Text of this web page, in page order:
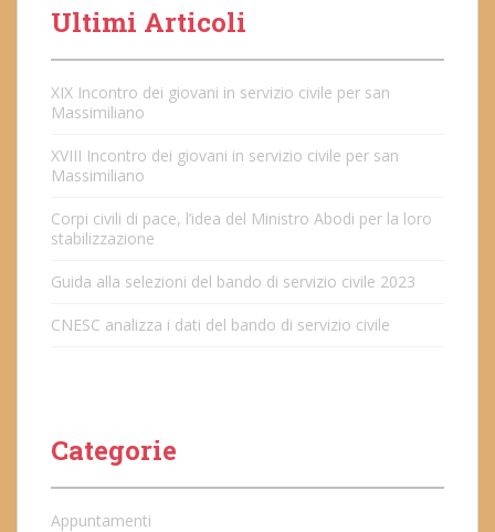
Ultimi Articoli
XIX Incontro dei giovani in servizio civile per san
Massimiliano
XVIII Incontro dei giovani in servizio civile per san
Massimiliano
Corpi civili di pace, l’idea del Ministro Abodi per la loro
stabilizzazione
Guida alla selezioni del bando di servizio civile 2023
CNESC analizza i dati del bando di servizio civile
Categorie
Appuntamenti